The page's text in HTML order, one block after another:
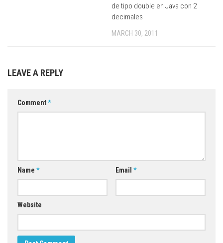
de tipo double en Java con 2
decimales
MARCH 30, 2011
LEAVE A REPLY
Comment*
Name * Email *
Website